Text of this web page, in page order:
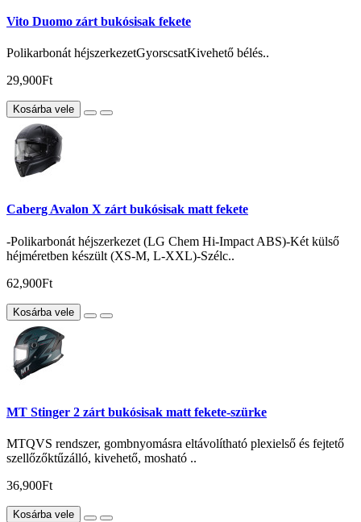
Vito Duomo zárt bukósisak fekete
Polikarbonát héjszerkezetGyorscsatKivehető bélés..
29,900Ft
Kosárba vele
Caberg Avalon X zárt bukósisak matt fekete
-Polikarbonát héjszerkezet (LG Chem Hi-Impact ABS)-Két külső
héjméretben készült (XS-M, L-XXL)-Szélc..
62,900Ft
Kosárba vele
MT Stinger 2 zárt bukósisak matt fekete-szürke
MTQVS rendszer, gombnyomásra eltávolítható plexielső és fejtető
szellőzőktűzálló, kivehető, mosható ..
36,900Ft
Kosárba vele